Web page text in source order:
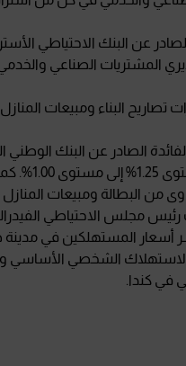
الصادر عن البنك الاحتياطي
مؤشرا مديري المشتريات الصناعي
تصاريح البناء ومبيعات
الصادر عن البنك
الفائدة
من البطالة ومبيعات المنازل
مجلس الاحتياطي
أسعار المستهلكين في
الشخصي الأساسي
في كندا.